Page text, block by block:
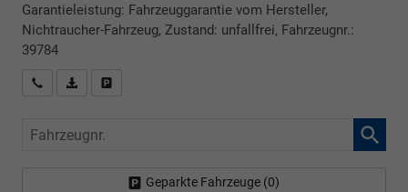
Garantieleistung: Fahrzeuggarantie vom Hersteller,
Nichtraucher-Fahrzeug, Zustand: unfallfrei, Fahrzeugnr.:
39784
Rückrufbitte absenden
PDF-Datei, Fahrzeugexposé drucken
Fahrzeugnr.
Geparkte Fahrzeuge (0)